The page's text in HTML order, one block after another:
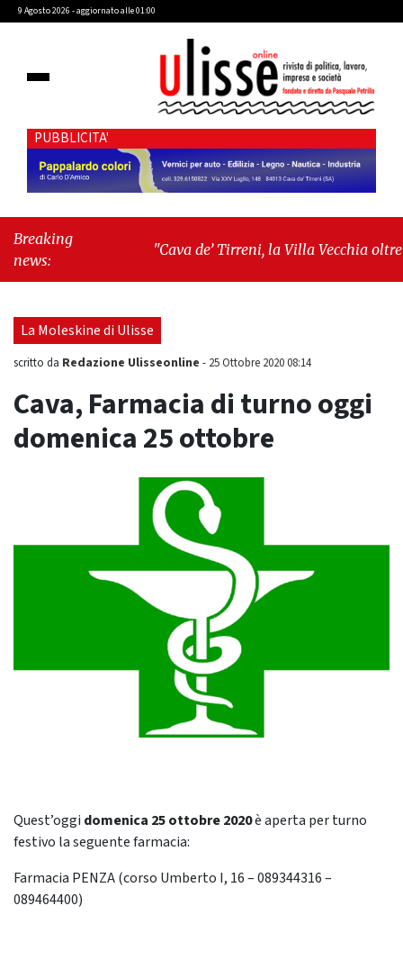
9 Agosto 2026 - aggiornato alle 01:00
PUBBLICITA'
Breaking
news:
"Cava de’ Tirreni, la Villa Vecchia oltre i
Fratellanza sull'ultima seduta consiliare:
“Serve chiarezza!”"
La Moleskine di Ulisse
scritto da Redazione Ulisseonline - 25 Ottobre 2020 08:14
Cava, Farmacia di turno oggi
domenica 25 ottobre
Quest’oggi domenica 25 ottobre 2020è aperta per turno
festivo la seguente farmacia:
Farmacia PENZA (corso Umberto I, 16 – 089344316 –
089464400)